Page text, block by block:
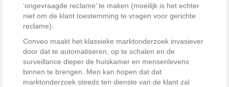
‘ongevraagde reclame’ te maken (moeilijk is het echter
niet om de klant toestemming te vragen voor gerichte
reclame).
Conveo maakt het klassieke marktonderzoek invasiever
door dat te automatiseren, op te schalen en de
surveillance dieper de huiskamer en mensenlevens
binnen te brengen. Men kan hopen dat dat
marktonderzoek steeds ten dienste van de klant zal